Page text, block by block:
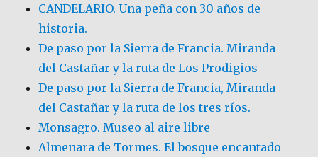
CANDELARIO. Una peña con 30 años de
historia.
De paso por la Sierra de Francia. Miranda
del Castañar y la ruta de Los Prodigios
De paso por la Sierra de Francia, Miranda
del Castañar y la ruta de los tres ríos.
Monsagro. Museo al aire libre
Almenara de Tormes. El bosque encantado